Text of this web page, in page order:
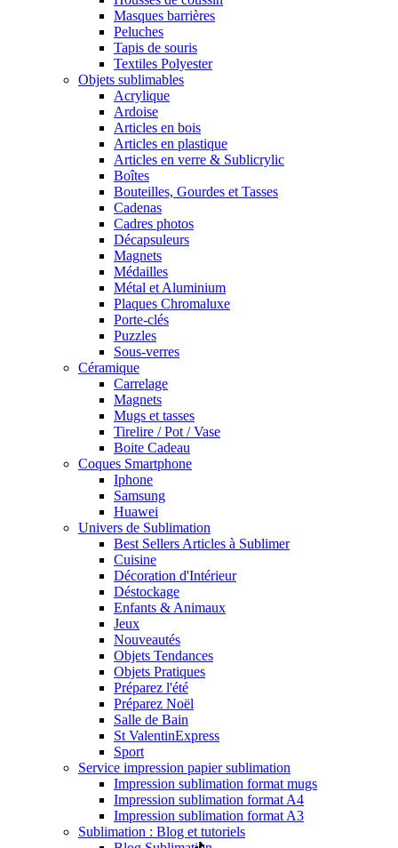
Masques barrières
Peluches
Tapis de souris
Textiles Polyester
Objets sublimables
Acrylique
Ardoise
Articles en bois
Articles en plastique
Articles en verre & Sublicrylic
Boîtes
Bouteilles, Gourdes et Tasses
Cadenas
Cadres photos
Décapsuleurs
Magnets
Médailles
Métal et Aluminium
Plaques Chromaluxe
Porte-clés
Puzzles
Sous-verres
Céramique
Carrelage
Magnets
Mugs et tasses
Tirelire / Pot / Vase
Boite Cadeau
Coques Smartphone
Iphone
Samsung
Huawei
Univers de Sublimation
Best Sellers Articles à Sublimer
Cuisine
Décoration d'Intérieur
Déstockage
Enfants & Animaux
Jeux
Nouveautés
Objets Tendances
Objets Pratiques
Préparez l'été
Préparez Noël
Salle de Bain
St ValentinExpress
Sport
Service impression papier sublimation
Impression sublimation format mugs
Impression sublimation format A4
Impression sublimation format A3
Sublimation : Blog et tutoriels